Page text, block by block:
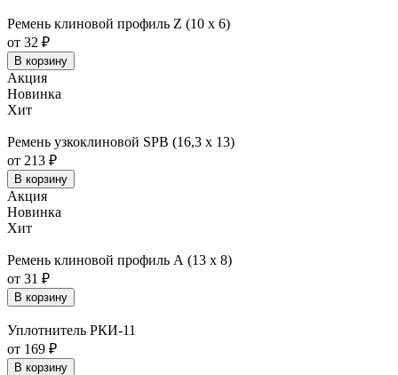
Ремень клиновой профиль Z (10 х 6)
от 32 ₽
В корзину
Акция
Новинка
Хит
Ремень узкоклиновой SPB (16,3 х 13)
от 213 ₽
В корзину
Акция
Новинка
Хит
Ремень клиновой профиль А (13 х 8)
от 31 ₽
В корзину
Уплотнитель РКИ-11
от 169 ₽
В корзину